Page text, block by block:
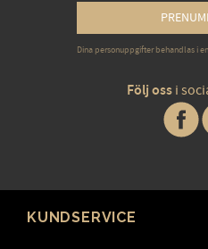
Dina personuppgifter behandlas i
Följ oss i
KUNDSERVICE